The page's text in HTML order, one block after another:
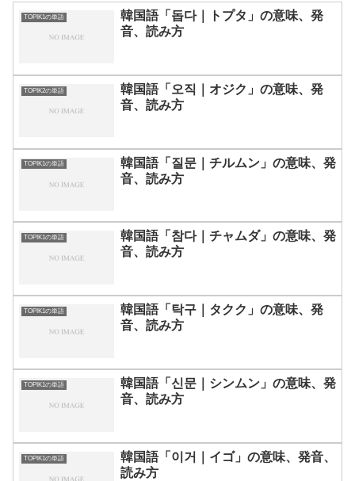
TOPIK1の単語
韓国語「돕다｜トプタ」の意味、発
音、読み方
TOPIK2の単語
韓国語「오직｜オジク」の意味、発
音、読み方
TOPIK1の単語
韓国語「질문｜チルムン」の意味、発
音、読み方
TOPIK1の単語
韓国語「참다｜チャムダ」の意味、発
音、読み方
TOPIK1の単語
韓国語「탁구｜タクク」の意味、発
音、読み方
TOPIK1の単語
韓国語「신문｜シンムン」の意味、発
音、読み方
TOPIK1の単語
韓国語「이거｜イゴ」の意味、発音、
読み方